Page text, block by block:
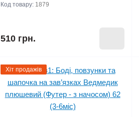
Код товару: 1879
510 грн.
Хіт продажів